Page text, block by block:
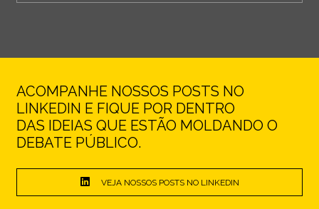
ACOMPANHE NOSSOS POSTS NO
LINKEDIN E FIQUE POR DENTRO
DAS IDEIAS QUE ESTÃO MOLDANDO O
DEBATE PÚBLICO.
VEJA NOSSOS POSTS NO LINKEDIN